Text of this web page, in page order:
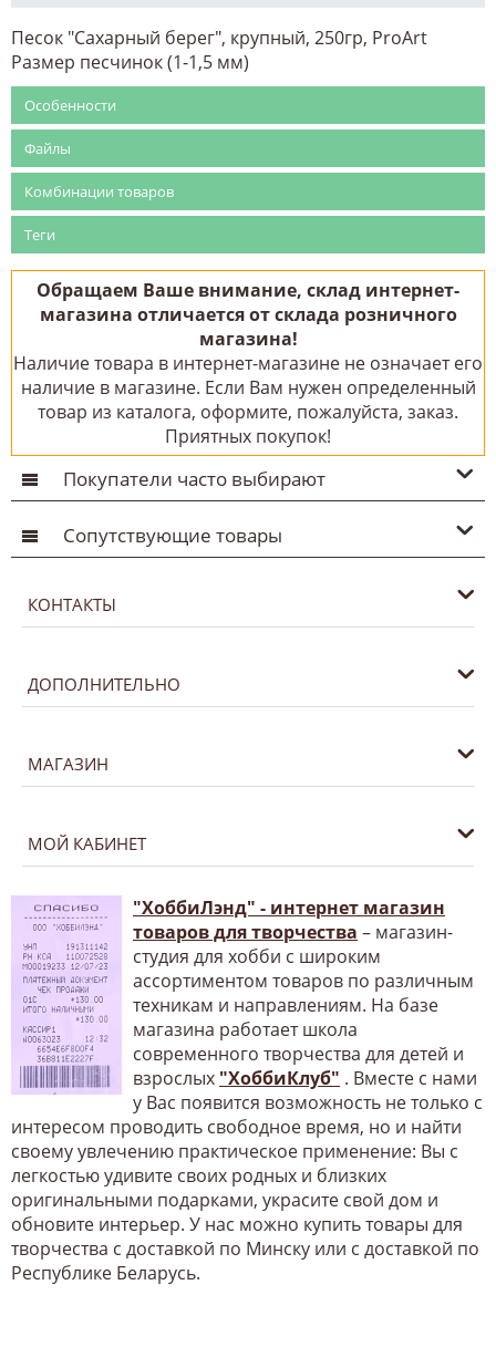
Песок "Сахарный берег", крупный, 250гр, ProArt
Размер песчинок (1-1,5 мм)
Особенности
Файлы
Комбинации товаров
Теги
Обращаем Ваше внимание, склад интернет-
магазина отличается от склада розничного
магазина!
Наличие товара в интернет-магазине не означает его
наличие в магазине. Если Вам нужен определенный
товар из каталога, оформите, пожалуйста, заказ.
Приятных покупок!
Покупатели часто выбирают
Сопутствующие товары
КОНТАКТЫ
ДОПОЛНИТЕЛЬНО
МАГАЗИН
МОЙ КАБИНЕТ
"ХоббиЛэнд" - интернет магазин
товаров для творчества – магазин-
студия для хобби с широким
ассортиментом товаров по различным
техникам и направлениям. На базе
магазина работает школа
современного творчества для детей и
взрослых "ХоббиКлуб" . Вместе с нами
у Вас появится возможность не только с
интересом проводить свободное время, но и найти
своему увлечению практическое применение: Вы с
легкостью удивите своих родных и близких
оригинальными подарками, украсите свой дом и
обновите интерьер. У нас можно купить товары для
творчества с доставкой по Минску или с доставкой по
Республике Беларусь.